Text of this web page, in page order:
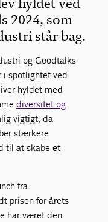
hyldet ved
2024, som
står bag.
og Goodtalks
i spotlightet ved
hyldet med
diversitet og
vigtigt, da
stærkere
til at skabe et
fra
prisen for årets
har været den